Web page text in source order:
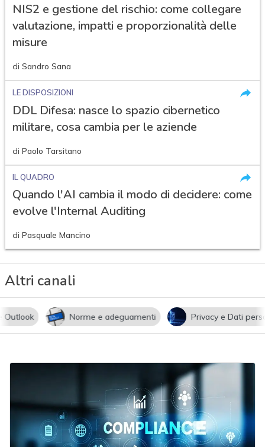
NIS2 e gestione del rischio: come collegare
valutazione, impatti e proporzionalità delle
misure
di Sandro Sana
LE DISPOSIZIONI
DDL Difesa: nasce lo spazio cibernetico
militare, cosa cambia per le aziende
di Paolo Tarsitano
IL QUADRO
Quando l'AI cambia il modo di decidere: come
evolve l'Internal Auditing
di Pasquale Mancino
Altri canali
Norme e adeguamenti Privacy e Dati